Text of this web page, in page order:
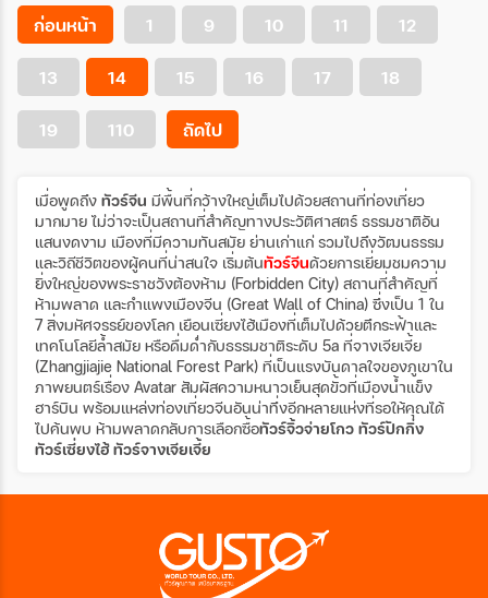
24 ม.ค. 70 - 28 ม.ค. 70
25 ม.ค. 70 - 29 ม.ค. 70
26 ม.ค. 70 - 30 ม.ค. 70
27 ม.ค. 70 - 31 ม.ค. 70
28 ม.ค. 70 - 01 ก.พ. 70
29 ม.ค. 70 - 02 ก.พ. 70
30 ม.ค. 70 - 03 ก.พ. 70
31 ม.ค. 70 - 04 ก.พ. 70
20 ก.พ. 70 - 24 ก.พ. 70
22 ก.พ. 70 - 26 ก.พ. 70
26 ก.พ. 70 - 02 มี.ค 70
27 ก.พ. 70 - 03 มี.ค 70
28 ก.พ. 70 - 04 มี.ค 70
01 มี.ค 70 - 05 มี.ค 70
02 มี.ค 70 - 06 มี.ค 70
03 มี.ค 70 - 07 มี.ค 70
04 มี.ค 70 - 08 มี.ค 70
05 มี.ค 70 - 09 มี.ค 70
06 มี.ค 70 - 10 มี.ค 70
07 มี.ค 70 - 11 มี.ค 70
08 มี.ค 70 - 12 มี.ค 70
09 มี.ค 70 - 13 มี.ค 70
10 มี.ค 70 - 14 มี.ค 70
11 มี.ค 70 - 15 มี.ค 70
12 มี.ค 70 - 16 มี.ค 70
13 มี.ค 70 - 17 มี.ค 70
14 มี.ค 70 - 18 มี.ค 70
15 มี.ค 70 - 19 มี.ค 70
16 มี.ค 70 - 20 มี.ค 70
17 มี.ค 70 - 21 มี.ค 70
18 มี.ค 70 - 22 มี.ค 70
19 มี.ค 70 - 23 มี.ค 70
20 มี.ค 70 - 24 มี.ค 70
21 มี.ค 70 - 25 มี.ค 70
22 มี.ค 70 - 26 มี.ค 70
28 มี.ค 70 - 01 เม.ย 70
29 มี.ค 70 - 02 เม.ย 70
30 มี.ค 70 - 03 เม.ย 70
31 มี.ค 70 - 04 เม.ย 70
ก่อนหน้า 1 9 10 11 12
13 14 15 16 17 18
19 110 ถัดไป
เมื่อพูดถึง ทัวร์จีน มีพื้นที่กว้างใหญ่เต็มไปด้วยสถานที่ท่องเที่ยว
มากมาย ไม่ว่าจะเป็นสถานที่สำคัญทางประวัติศาสตร์ ธรรมชาติอัน
แสนงดงาม เมืองที่มีความทันสมัย ย่านเก่าแก่ รวมไปถึงวัฒนธรรม
และวิถีชีวิตของผู้คนที่น่าสนใจ เริ่มต้นทัวร์จีนด้วยการเยี่ยมชมความ
ยิ่งใหญ่ของพระราชวังต้องห้าม (Forbidden City) สถานที่สำคัญที่
ห้ามพลาด และกำแพงเมืองจีน (Great Wall of China) ซึ่งเป็น 1 ใน
7 สิ่งมหัศจรรย์ของโลก เยือนเซี่ยงไฮ้เมืองที่เต็มไปด้วยตึกระฟ้าและ
เทคโนโลยีล้ำสมัย หรือดื่มด่ำกับธรรมชาติระดับ 5a ที่จางเจียเจี้ย
(Zhangjiajie National Forest Park) ที่เป็นแรงบันดาลใจของภูเขาใน
ภาพยนตร์เรื่อง Avatar สัมผัสความหนาวเย็นสุดขั้วที่เมืองน้ำแข็ง
ฮาร์บิน พร้อมแหล่งท่องเที่ยวจีนอันน่าทึ่งอีกหลายแห่งที่รอให้คุณได้
ไปค้นพบ ห้ามพลาดกลับการเลือกซื้อทัวร์จิ้วจ่ายโกว ทัวร์ปักกิ่ง
ทัวร์เซี่ยงไฮ้ ทัวร์จางเจียเจี้ย